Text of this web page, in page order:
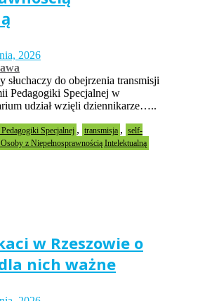
2026
słuchaczy do obejrzenia transmisji
Pedagogiki Specjalnej w
udział wzięli dziennikarze…..
Specjalnej , transmisja , self-
z Niepełnosprawnością Intelektualną
w Rzeszowie o
nich ważne